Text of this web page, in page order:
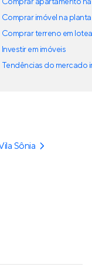
Comprar imóvel na planta
Comprar terreno em
Investir em imóveis
Tendências do mercado
Sônia